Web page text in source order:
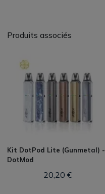
Produits associés
Kit DotPod Lite (Gunmetal) -
DotMod
20,20 €